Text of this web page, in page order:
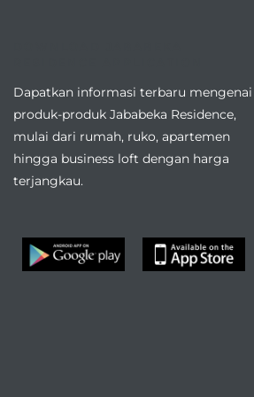
Dapatkan informasi terbaru mengenai
produk-produk Jababeka Residence,
mulai dari rumah, ruko, apartemen
hingga business loft dengan harga
terjangkau.